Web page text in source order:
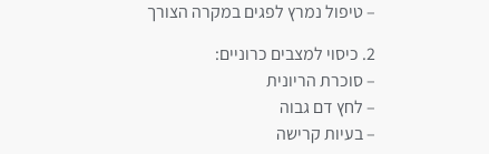
– טיפול נמרץ לפגים במקרה הצורך
2. כיסוי למצבים כרוניים:
– סוכרת הריונית
– לחץ דם גבוה
– בעיות קרישה